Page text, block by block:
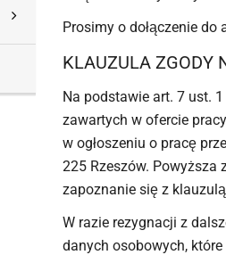
Prosimy o dołączenie
KLAUZULA ZGODY
Na podstawie art. 7 ust.
zawartych w ofercie
w ogłoszeniu o pracę
225 Rzeszów. Powyższa
zapoznanie się z
W razie rezygnacji z
danych osobowych,